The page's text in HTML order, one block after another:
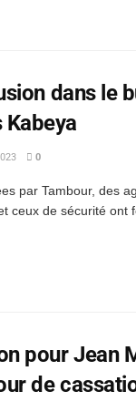
dans le
0
par Tambour, des
ceux de sécurité ont
pour Jean
de